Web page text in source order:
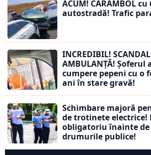
ACUM! CARAMBOL
autostradă! Trafic
INCREDIBIL!
AMBULANȚĂ! Șoferul
cumpere pepeni cu o
ani în stare gravă!
Schimbare majoră
de trotinete electrice!
obligatoriu înainte de
drumurile publice!